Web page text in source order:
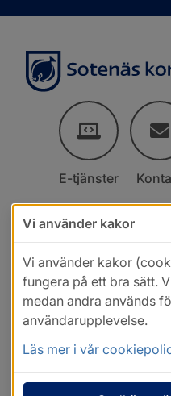
E-tjänster
Vi använder kakor
Vi använder kakor
fungera på ett bra sätt.
medan andra används
användarupplevelse.
Läs mer i vår